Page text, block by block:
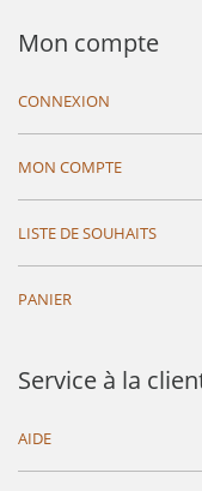
Mon compte
CONNEXION
MON COMPTE
LISTE DE SOUHAITS
PANIER
Service à la
AIDE